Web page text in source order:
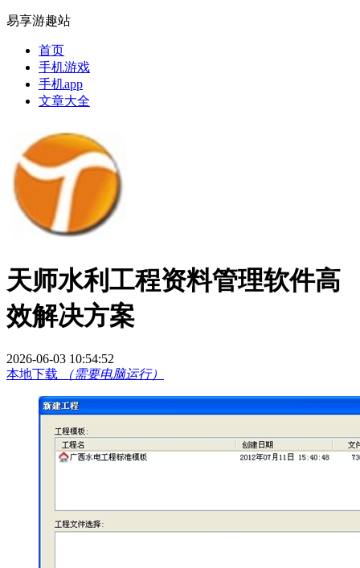
易享游趣站
首页
手机游戏
手机app
文章大全
天师水利工程资料管理软件高
效解决方案
2026-06-03 10:54:52
本地下载
（需要电脑运行）